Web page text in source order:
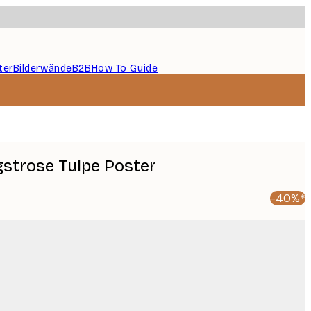
BilderwändeB2BHow To Guide
Tulpe Poster
-40%*